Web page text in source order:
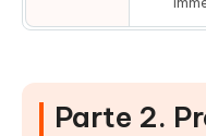
Parte 2.